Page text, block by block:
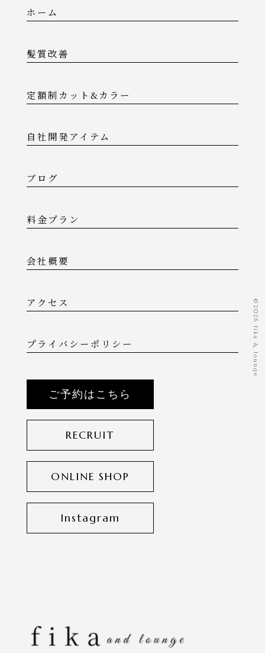
ホーム
髪質改善
定額制カット&カラー
自社開発アイテム
ブログ
料金プラン
会社概要
アクセス
プライバシーポリシー
ご予約はこちら
RECRUIT
ONLINE SHOP
Instagram
©️2026 fika & lounge